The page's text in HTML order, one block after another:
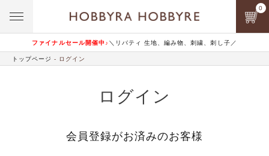
ファイナルセール開催中♪ ＼リバティ 生地、編み物、刺繍、刺し子／
0
トップページ ログイン
ログイン
会員登録がお済みのお客様